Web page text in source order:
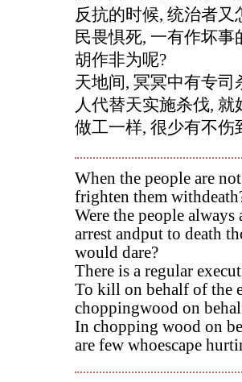
反抗的时候, 统治者
民畏惧死, 一有作坏
胡作非为呢?
天地间, 冥冥中有专
人代替天实施杀伐,
做工一样, 很少有不伤
When the people are
frighten them
Were the people
arrest andput to death
would dare?
There is a regular
To kill on behalf of the
choppingwood on
In chopping wood on
are few whoescape